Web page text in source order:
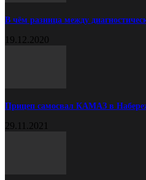
В чём разница между
19.12.2020
Прицеп самосвал КАМАЗ в
29.11.2021